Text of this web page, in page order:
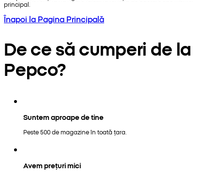
principal.
Înapoi la Pagina Principală
De ce să cumperi de la
Pepco?
Suntem aproape de tine
Peste 500 de magazine în toată țara.
Avem prețuri mici